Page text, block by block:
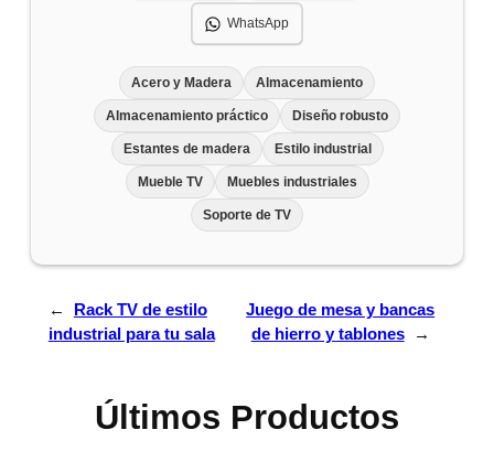
WhatsApp
Acero y Madera Almacenamiento
Almacenamiento práctico Diseño robusto
Estantes de madera Estilo industrial
Mueble TV Muebles industriales
Soporte de TV
←
Rack TV de estilo
industrial para tu sala
Juego de mesa y bancas
de hierro y tablones
→
Últimos Productos